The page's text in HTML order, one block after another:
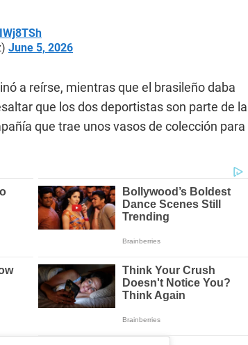
June 5, 2026
a reírse, mientras que el brasileño daba
que los dos deportistas son parte de la
que trae unos vasos de colección para